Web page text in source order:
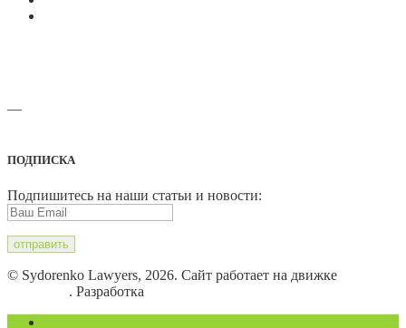
—
ПОДПИСКА
Подпишитесь на наши статьи и новости:
© Sydorenko Lawyers, 2026. Сайт работает на движке
. Разработка